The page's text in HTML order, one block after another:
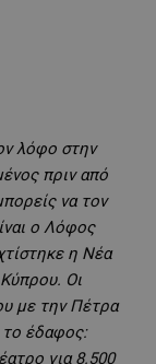
λόφο στην
πριν από
να τον
ο Λόφος
η Νέα
Οι
με την Πέτρα
το έδαφος:
για 8.500